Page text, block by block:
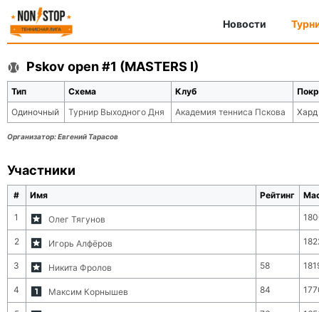
Новости
Pskov open #1 (MASTERS I)
Тип Схема Клуб
Одиночный
Турнир Выходного Дня Академия тенниса Пскова Хард
Организатор:Евгений Тарасов
Участники
# Имя Рейтинг
1 Олег Тягунов
2 Игорь Алфёров
3 Никита Фролов 58
4 Максим Корнышев 84